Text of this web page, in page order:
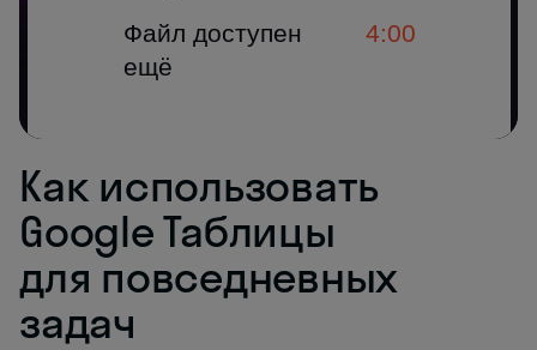
Как использовать
Google Таблицы
для повседневных
задач